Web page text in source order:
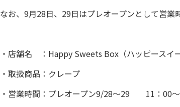
なお、9月28日、29日はプレオープンとして営業
・店舗名 ：Happy Sweets Box（ハッピースイ
・取扱商品：クレープ
・営業時間：プレオープン9/28～29 11：00